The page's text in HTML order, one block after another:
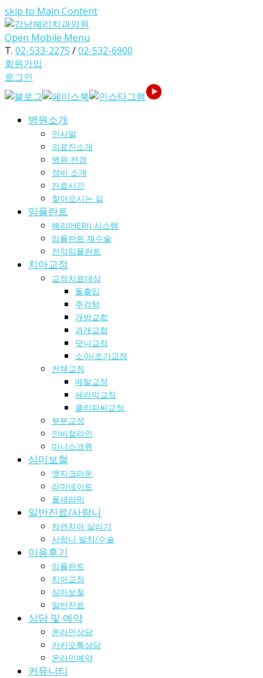
skip to Main Content
Open Mobile Menu
T. 02-533-2275 /02-532-6900
회원가입
로그인
병원소개
인사말
의료진소개
병원 전경
장비 소개
진료시간
찾아오시는 길
임플란트
헤리(HERI) 시스템
임플란트 재수술
전악임플란트
치아교정
교정치료대상
돌출입
주걱턱
개방교합
과개교합
덧니교정
소아/조기교정
전체교정
메탈교정
세라믹교정
클리피씨교정
부분교정
인비절라인
미니스크류
심미보철
엣지크라운
라미네이트
올세라믹
일반진료/사랑니
자연치아 살리기
사랑니 발치/수술
이용후기
임플란트
치아교정
심미보철
일반진료
상담 및 예약
온라인상담
카카오톡상담
온라인예약
커뮤니티